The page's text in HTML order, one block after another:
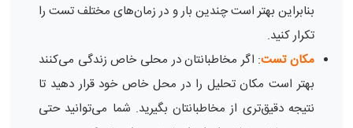
بنابراین بهتر است چندین بار و در زمان‌های مختلف تست را
تکرار کنید.
مکان تست: اگر مخاطبانتان در محلی خاص زندگی می‌کنند
بهتر است مکان تحلیل را در محل خاص خود قرار دهید تا
نتیجه دقیق‌تری از مخاطبانتان بگیرید. شما می‌توانید حتی